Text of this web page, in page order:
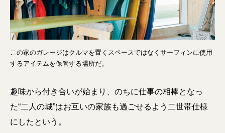
この家のガレージはクルマを置くスペースではなくサーフィンに使用
するアイテムを保管する場所だ。
趣味から付き合いが始まり、のちに仕事の相棒となっ
た“二人の城”はお互いの家族も過ごせるよう二世帯仕様
にしたという。